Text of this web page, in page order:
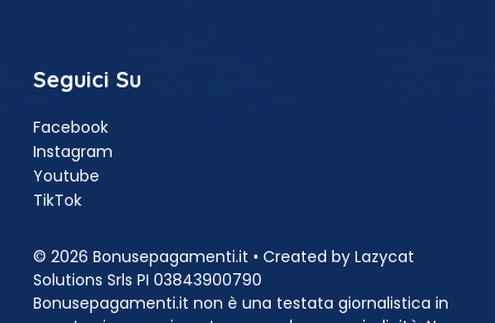
Seguici Su
Facebook
Instagram
Youtube
TikTok
© 2026 Bonusepagamenti.it • Created by Lazycat
Solutions Srls PI 03843900790
Bonusepagamenti.it non è una testata giornalistica in